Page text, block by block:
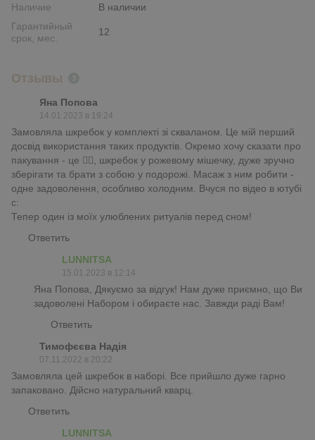
Наличие
В наличии
Гарантийный
срок, мес.
12
Отзывы
Яна Попова
14.01.2023 в 19:24
Замовляла шкребок у комплекті зі скваланом. Це мій перший
досвід використання таких продуктів. Окремо хочу сказати про
пакування - це ❤️‍🔥, шкребок у рожевому мішечку, дуже зручно
зберігати та брати з собою у подорожі. Масаж з ним робити -
одне задоволення, особливо холодним. Вчуся по відео в ютубі
с:
Тепер один із моїх улюблених ритуалів перед сном!
Ответить
LUNNITSA
15.01.2023 в 12:14
Яна Попова, Дякуємо за відгук! Нам дуже приємно, що Ви
задоволені Набором і обираєте нас. Завжди раді Вам!
Ответить
Тимофєєва Надія
07.11.2022 в 20:22
Замовляла цей шкребок в наборі. Все прийшло дуже гарно
запаковано. Дійсно натуральний кварц.
Ответить
LUNNITSA